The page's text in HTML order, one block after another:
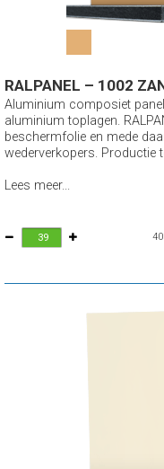
RALPANEL – 1002
Aluminium composiet
aluminium toplagen.
beschermfolie en mede
wederverkopers. Productie
Lees meer...